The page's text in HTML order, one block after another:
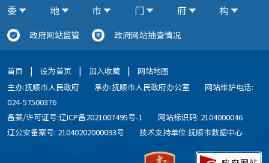
委
地
市
门
府
构
政府网站监管 政府网站抽查情况
首页 | 设为首页 | 加入收藏 |
网站地图
主办:抚顺市人民政府
承办:抚顺市人民政府办公室
网站维护电话:
024-57500376
备案/许可证号:辽ICP备2021007495号-1
网站标识码: 2104000046
辽公安备案号: 21040202000093号
技术支持单位:抚顺市数据中心